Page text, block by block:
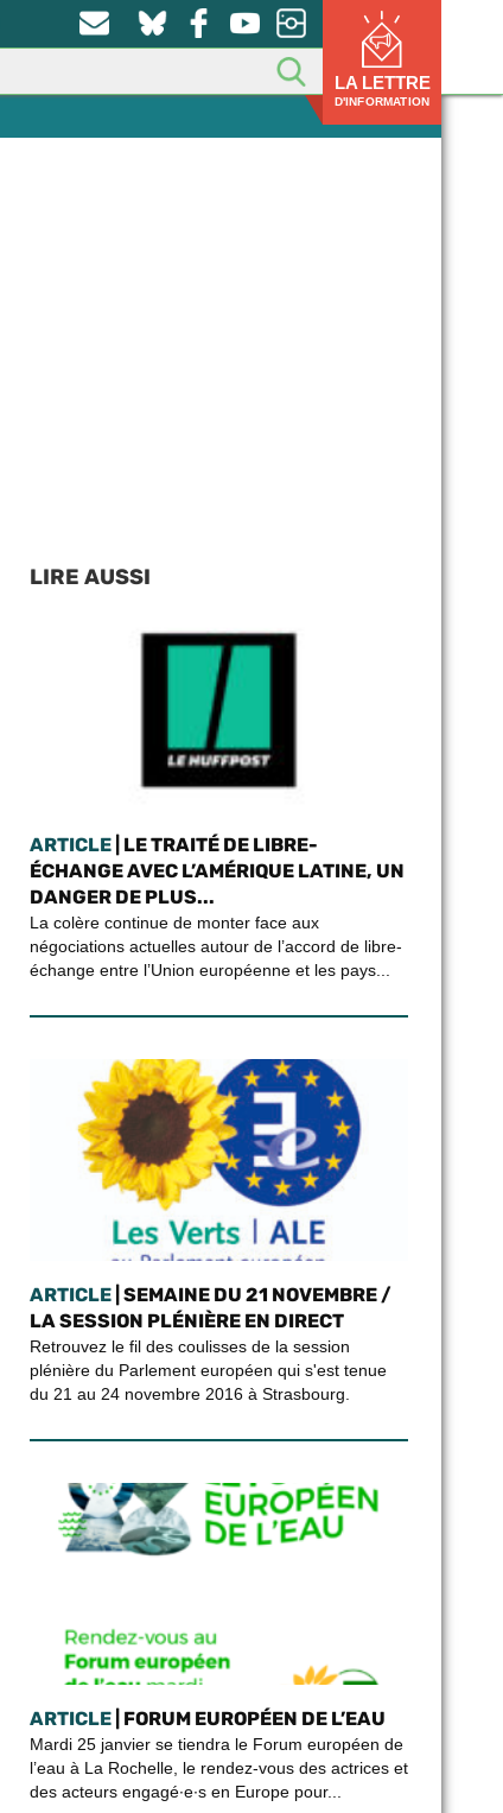
LA LETTRE
D'INFORMATION
LIRE AUSSI
ARTICLE| LE TRAITÉ DE LIBRE-
ÉCHANGE AVEC L’AMÉRIQUE LATINE, UN
DANGER DE PLUS...
La colère continue de monter face aux
négociations actuelles autour de l’accord de libre-
échange entre l’Union européenne et les pays...
ARTICLE| SEMAINE DU 21 NOVEMBRE /
LA SESSION PLÉNIÈRE EN DIRECT
Retrouvez le fil des coulisses de la session
plénière du Parlement européen qui s'est tenue
du 21 au 24 novembre 2016 à Strasbourg.
ARTICLE| FORUM EUROPÉEN DE L’EAU
Mardi 25 janvier se tiendra le Forum européen de
l’eau à La Rochelle, le rendez-vous des actrices et
des acteurs engagé∙e∙s en Europe pour...